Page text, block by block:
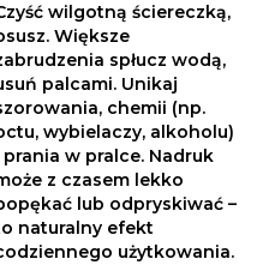
wilgotną ściereczką,
Większe
spłucz wodą,
palcami. Unikaj
chemii (np.
wybielaczy, alkoholu)
prania w pralce. Nadruk
z czasem lekko
lub odpryskiwać –
naturalny efekt
użytkowania.